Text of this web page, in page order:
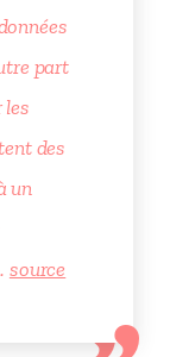
part
des
un
source